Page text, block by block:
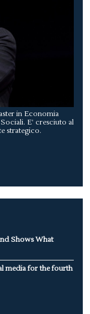
in Economia
E’ cresciuto al
strategico.
Shows What
media for the fourth